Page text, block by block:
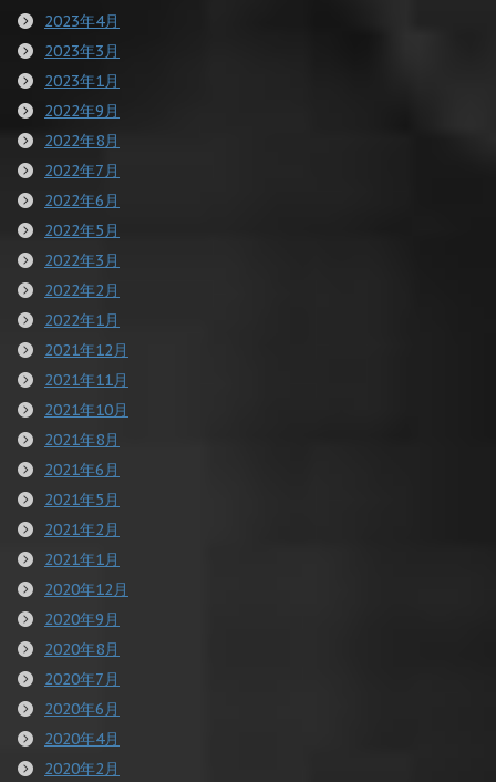
2023年4月
2023年3月
2023年1月
2022年9月
2022年8月
2022年7月
2022年6月
2022年5月
2022年3月
2022年2月
2022年1月
2021年12月
2021年11月
2021年10月
2021年8月
2021年6月
2021年5月
2021年2月
2021年1月
2020年12月
2020年9月
2020年8月
2020年7月
2020年6月
2020年4月
2020年2月